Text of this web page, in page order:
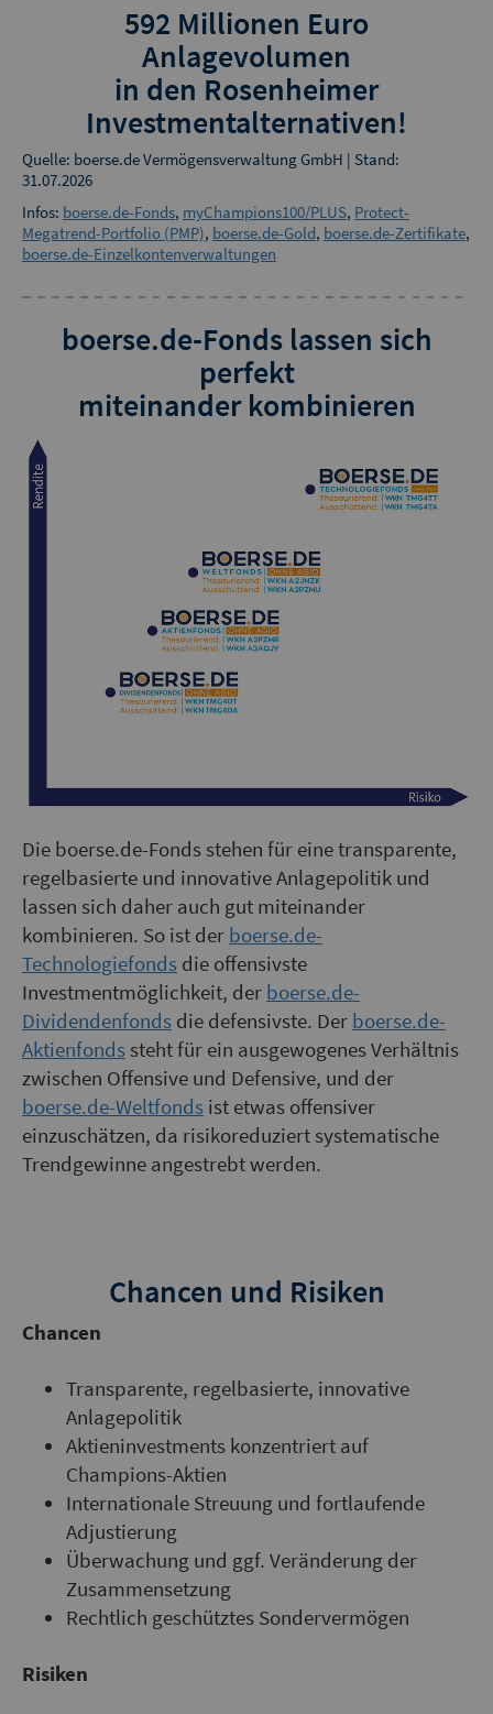
592 Millionen Euro
Anlagevolumen
in den Rosenheimer
Investmentalternativen!
Quelle: boerse.de Vermögensverwaltung GmbH | Stand:
31.07.2026
Infos: boerse.de-Fonds, myChampions100/PLUS, Protect-
Megatrend-Portfolio (PMP), boerse.de-Gold, boerse.de-Zertifikate,
boerse.de-Einzelkontenverwaltungen
boerse.de-Fonds lassen sich
perfekt
miteinander kombinieren
Die boerse.de-Fonds stehen für eine transparente,
regelbasierte und innovative Anlagepolitik und
lassen sich daher auch gut miteinander
kombinieren. So ist der boerse.de-
Technologiefonds die offensivste
Investmentmöglichkeit, der boerse.de-
Dividendenfonds die defensivste. Der boerse.de-
Aktienfonds steht für ein ausgewogenes Verhältnis
zwischen Offensive und Defensive, und der
boerse.de-Weltfonds ist etwas offensiver
einzuschätzen, da risikoreduziert systematische
Trendgewinne angestrebt werden.
Chancen und Risiken
Chancen
Transparente, regelbasierte, innovative
Anlagepolitik
Aktieninvestments konzentriert auf
Champions-Aktien
Internationale Streuung und fortlaufende
Adjustierung
Überwachung und ggf. Veränderung der
Zusammensetzung
Rechtlich geschütztes Sondervermögen
Risiken